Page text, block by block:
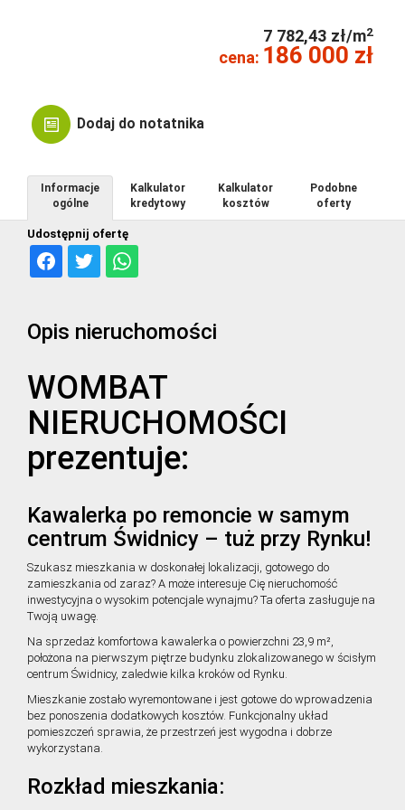
7 782,43 zł/m2
cena: 186 000 zł
Dodaj do notatnika
Udostępnij ofertę
Informacje
ogólne
Kalkulator
kredytowy
Kalkulator
kosztów
Podobne
oferty
Opis nieruchomości
WOMBAT
NIERUCHOMOŚCI
prezentuje:
Kawalerka po remoncie w samym
centrum Świdnicy – tuż przy Rynku!
Szukasz mieszkania w doskonałej lokalizacji, gotowego do
zamieszkania od zaraz? A może interesuje Cię nieruchomość
inwestycyjna o wysokim potencjale wynajmu? Ta oferta zasługuje na
Twoją uwagę.
Na sprzedaż komfortowa kawalerka o powierzchni 23,9 m²,
położona na pierwszym piętrze budynku zlokalizowanego w ścisłym
centrum Świdnicy, zaledwie kilka kroków od Rynku.
Mieszkanie zostało wyremontowane i jest gotowe do wprowadzenia
bez ponoszenia dodatkowych kosztów. Funkcjonalny układ
pomieszczeń sprawia, że przestrzeń jest wygodna i dobrze
wykorzystana.
Rozkład mieszkania: